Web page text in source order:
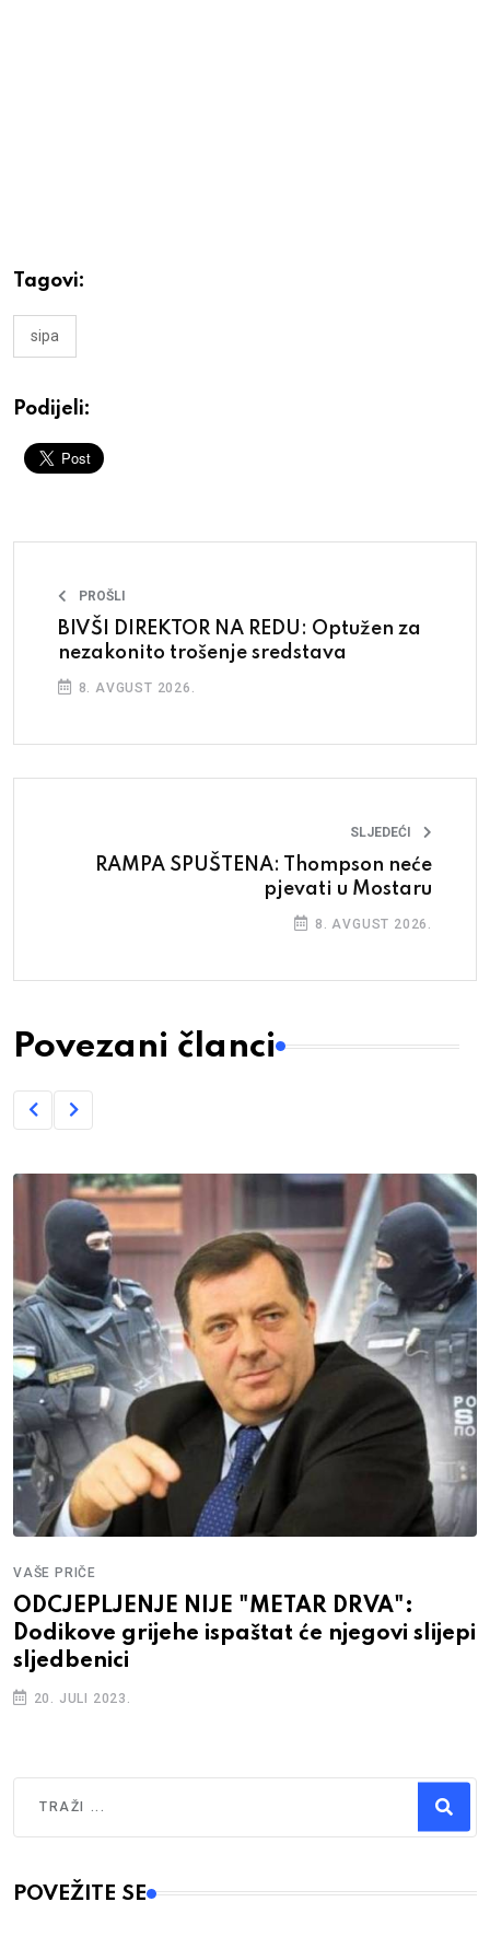
Tagovi:
sipa
Podijeli:
PROŠLI
BIVŠI DIREKTOR NA REDU: Optužen za
nezakonito trošenje sredstava
8. AVGUST 2026.
SLJEDEĆI
RAMPA SPUŠTENA: Thompson neće
pjevati u Mostaru
8. AVGUST 2026.
Povezani članci
VAŠE PRIČE
ODCJEPLJENJE NIJE "METAR DRVA":
Dodikove grijehe ispaštat će njegovi slijepi
sljedbenici
20. JULI 2023.
Type 2 or more characters for results.
POVEŽITE SE